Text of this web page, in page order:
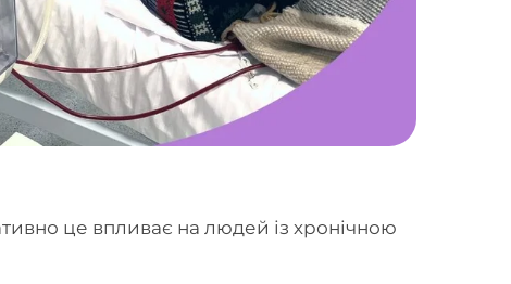
це впливає на людей із хронічною